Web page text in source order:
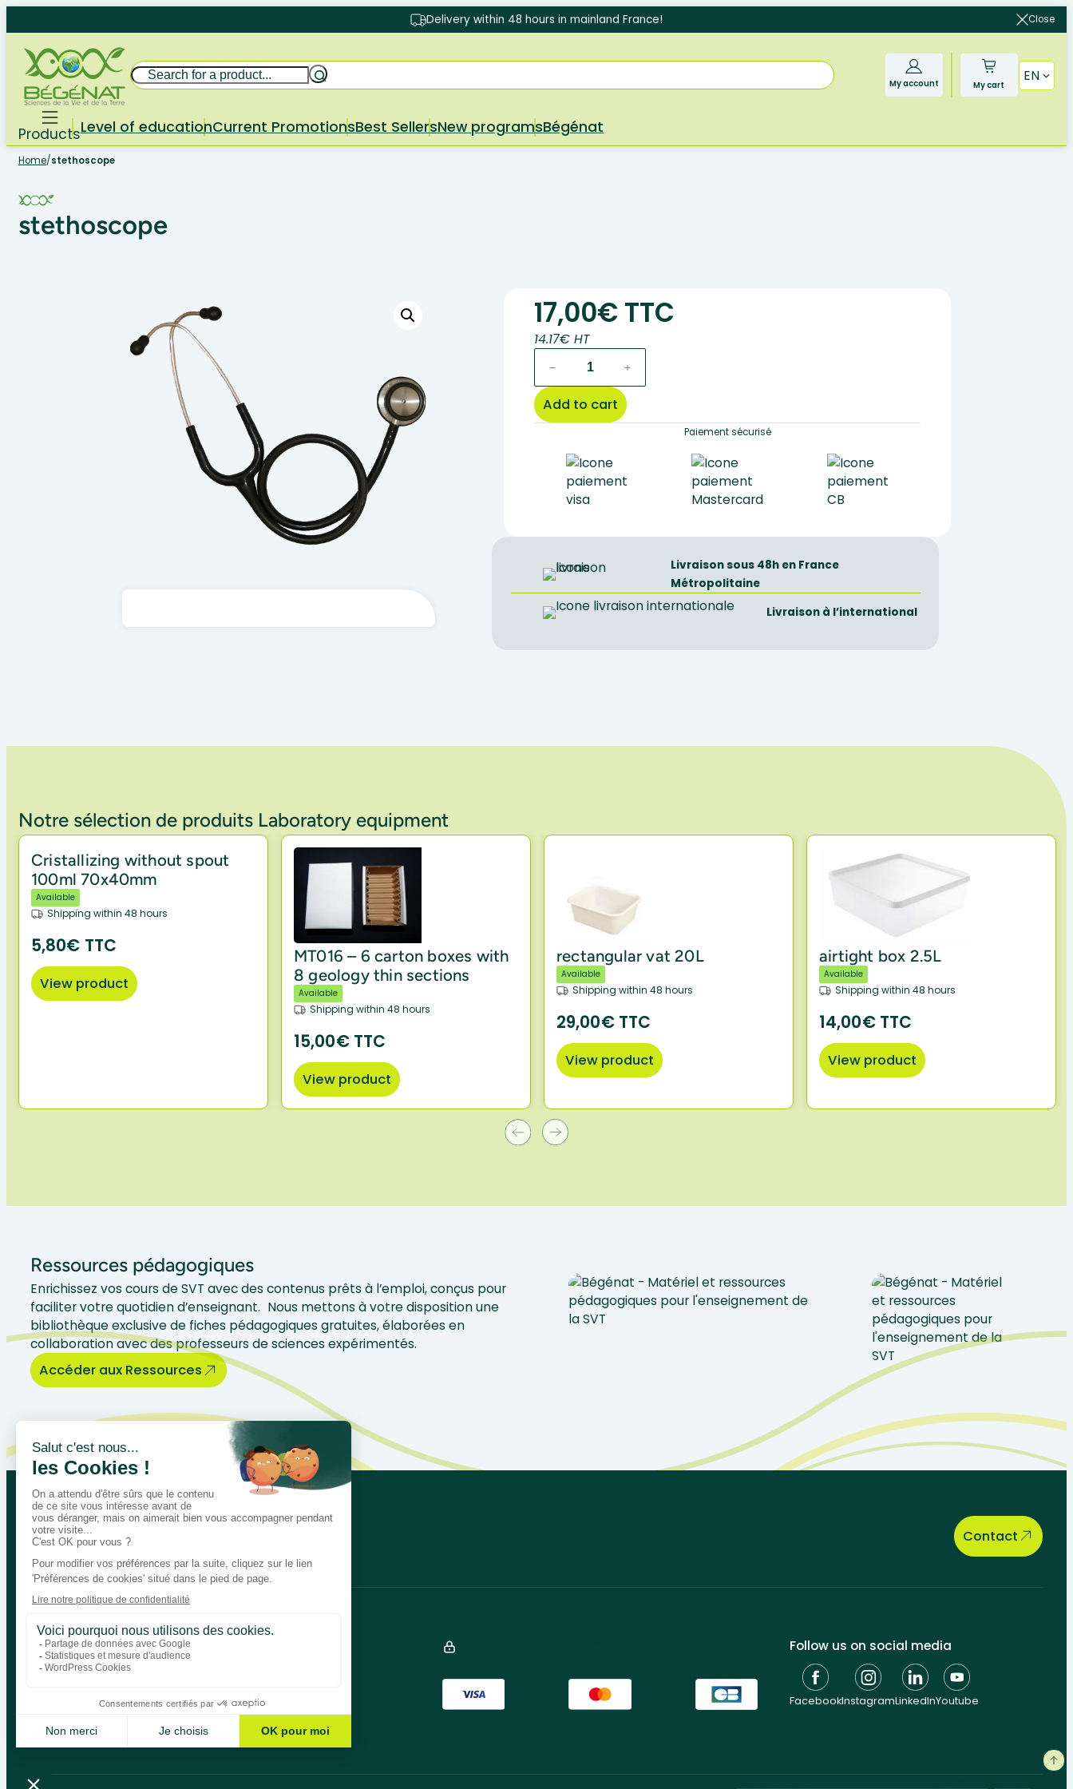
to
content
Close
Delivery within 48 hours in mainland France!
My account My cart
EN
Products
Search
Level of educationCurrent PromotionsBest SellersNew programsBégénat
Home/stethoscope
stethoscope
17,00€ TTC
14.17€ HT
stethoscope
− +
Add to cart
Paiement sécurisé
Livraison sous 48h en France
Métropolitaine
Livraison à l’international
Notre sélection de produits Laboratory equipment
Cristallizing without spout
100ml 70x40mm
Available
Shipping within 48 hours
5,80€ TTC
View product
MT016 – 6 carton boxes with
8 geology thin sections
Available
Shipping within 48 hours
15,00€ TTC
View product
rectangular vat 20L
Available
Shipping within 48 hours
29,00€ TTC
View product
airtight box 2.5L
Available
Shipping within 48 hours
14,00€ TTC
View product
Ressources pédagogiques
Enrichissez vos cours de SVT avec des contenus prêts à l’emploi, conçus pour
faciliter votre quotidien d’enseignant. Nous mettons à votre disposition une
bibliothèque exclusive de fiches pédagogiques gratuites, élaborées en
collaboration avec des professeurs de sciences expérimentés.
Accéder aux Ressources
Let’s talk about your educational needs, we are here to help. Contact
Bégénat
Level of education
Return policy
Follow us on social media
FacebookInstagramLinkedInYoutube